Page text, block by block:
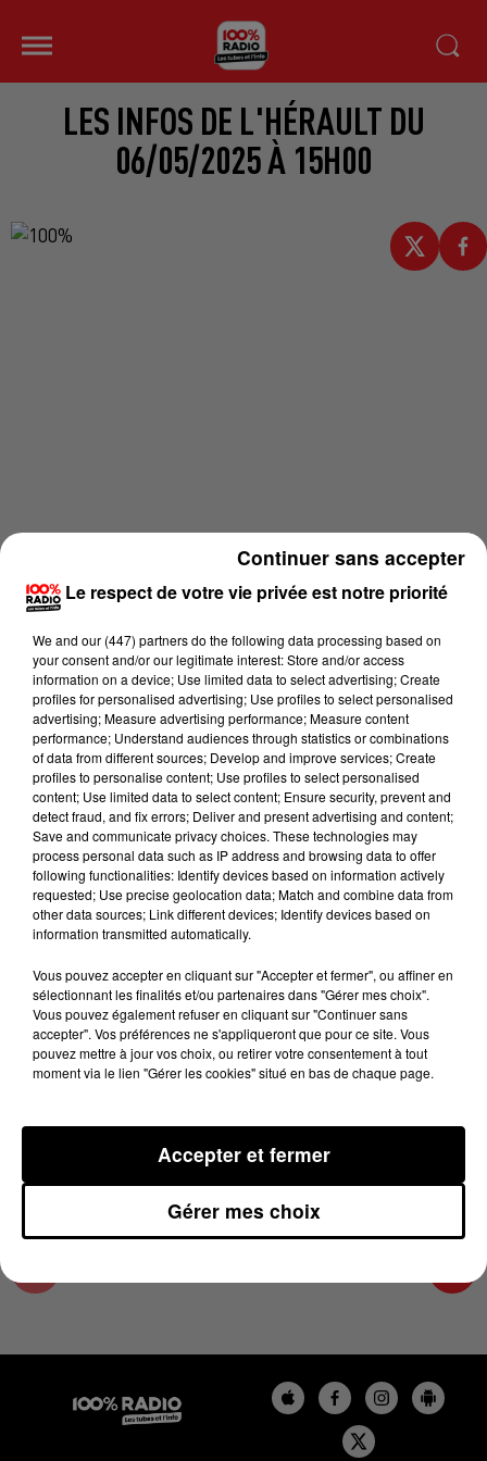
LES INFOS DE L'HÉRAULT DU
06/05/2025 À 15H00
Lecture (2 min 22 sec)
100%
100% Radio les infos de l'Hérault
6 mai 2025 - 2 min 22 sec
LES INFOS DE L'HÉRAULT DU 06/05/2025 À
15H00
Podcasts infos de l'Hérault
Le respect de votre vie privée est notre priorité
We and our (447) partnersdo the following data processing based on
your consent and/or our legitimate interest: Store and/or access
information on a device; Use limited data to select advertising; Create
profiles for personalised advertising; Use profiles to select personalised
advertising; Measure advertising performance; Measure content
performance; Understand audiences through statistics or combinations
of data from different sources; Develop and improve services; Create
profiles to personalise content; Use profiles to select personalised
content; Use limited data to select content; Ensure security, prevent and
detect fraud, and fix errors; Deliver and present advertising and content;
Save and communicate privacy choices. These technologies may
process personal data such as IP address and browsing data to offer
following functionalities: Identify devices based on information actively
requested; Use precise geolocation data; Match and combine data from
other data sources; Link different devices; Identify devices based on
information transmitted automatically.
Vous pouvez accepter en cliquant sur "Accepter et fermer", ou affiner en
sélectionnant les finalités et/ou partenaires dans "Gérer mes choix".
Vous pouvez également refuser en cliquant sur "Continuer sans
accepter". Vos préférences ne s'appliqueront que pour ce site. Vous
pouvez mettre à jour vos choix, ou retirer votre consentement à tout
moment via le lien "Gérer les cookies" situé en bas de chaque page.
Gérer mes choix
Accepter et fermer
Continuer sans accepter